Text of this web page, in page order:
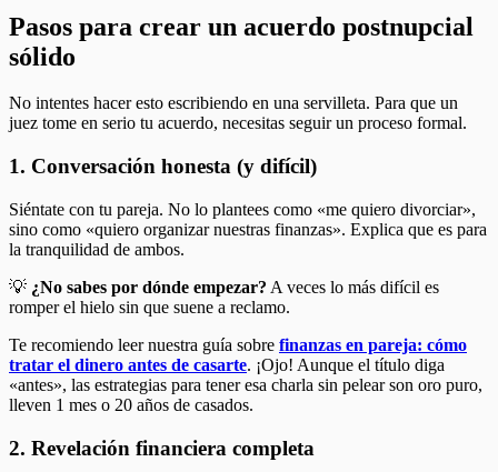
Pasos para crear un acuerdo postnupcial
sólido
No intentes hacer esto escribiendo en una servilleta. Para que un
juez tome en serio tu acuerdo, necesitas seguir un proceso formal.
1. Conversación honesta (y difícil)
Siéntate con tu pareja. No lo plantees como «me quiero divorciar»,
sino como «quiero organizar nuestras finanzas». Explica que es para
la tranquilidad de ambos.
💡 ¿No sabes por dónde empezar? A veces lo más difícil es
romper el hielo sin que suene a reclamo.
Te recomiendo leer nuestra guía sobre finanzas en pareja: cómo
tratar el dinero antes de casarte. ¡Ojo! Aunque el título diga
«antes», las estrategias para tener esa charla sin pelear son oro puro,
lleven 1 mes o 20 años de casados.
2. Revelación financiera completa